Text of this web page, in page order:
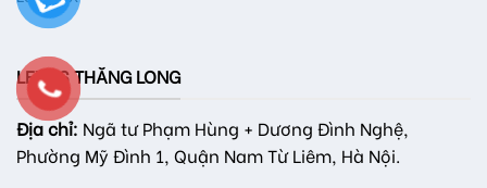
LEXUS THĂNG LONG
Địa chỉ: Ngã tư Phạm Hùng + Dương Đình Nghệ,
Phường Mỹ Đình 1, Quận Nam Từ Liêm, Hà Nội.